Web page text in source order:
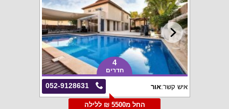
4
חדרים
052-9128631 איש קשר:אור
החל מ5500 ₪ ללילה